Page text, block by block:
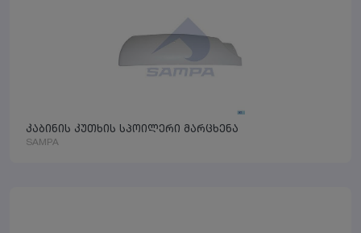
კაბინის კუთხის სპოილერი მარცხენა
SAMPA